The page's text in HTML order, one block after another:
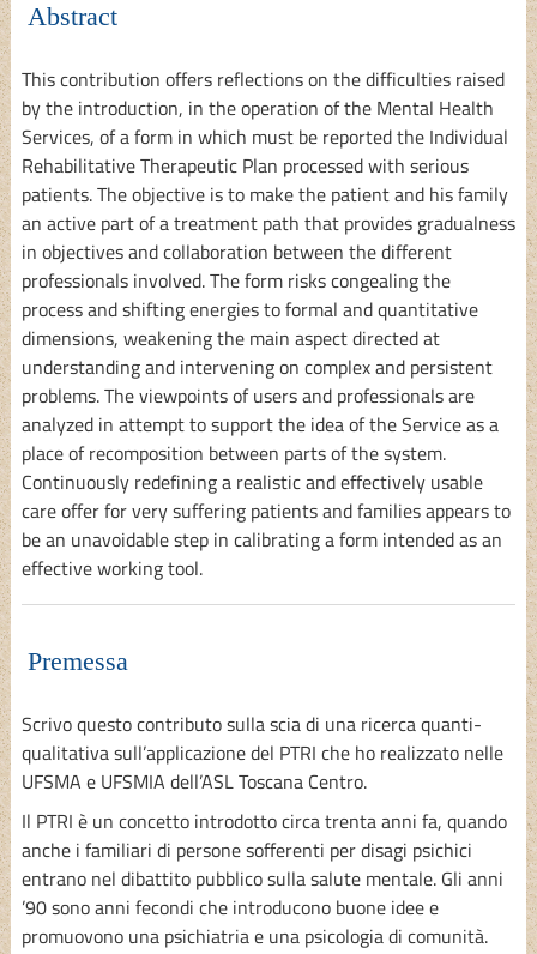
Abstract
This contribution offers reflections on the difficulties raised
by the introduction, in the operation of the Mental Health
Services, of a form in which must be reported the Individual
Rehabilitative Therapeutic Plan processed with serious
patients. The objective is to make the patient and his family
an active part of a treatment path that provides gradualness
in objectives and collaboration between the different
professionals involved. The form risks congealing the
process and shifting energies to formal and quantitative
dimensions, weakening the main aspect directed at
understanding and intervening on complex and persistent
problems. The viewpoints of users and professionals are
analyzed in attempt to support the idea of the Service as a
place of recomposition between parts of the system.
Continuously redefining a realistic and effectively usable
care offer for very suffering patients and families appears to
be an unavoidable step in calibrating a form intended as an
effective working tool.
Premessa
Scrivo questo contributo sulla scia di una ricerca quanti-
qualitativa sull’applicazione del PTRI che ho realizzato nelle
UFSMA e UFSMIA dell’ASL Toscana Centro.
Il PTRI è un concetto introdotto circa trenta anni fa, quando
anche i familiari di persone sofferenti per disagi psichici
entrano nel dibattito pubblico sulla salute mentale. Gli anni
’90 sono anni fecondi che introducono buone idee e
promuovono una psichiatria e una psicologia di comunità.